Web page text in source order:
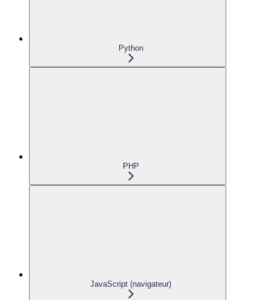
Python
PHP
JavaScript (navigateur)